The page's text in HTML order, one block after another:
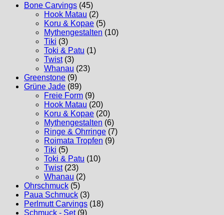
Bone Carvings (45)
Hook Matau (2)
Koru & Kopae (5)
Mythengestalten (10)
Tiki (3)
Toki & Patu (1)
Twist (3)
Whanau (23)
Greenstone (9)
Grüne Jade (89)
Freie Form (9)
Hook Matau (20)
Koru & Kopae (20)
Mythengestalten (6)
Ringe & Ohrringe (7)
Roimata Tropfen (9)
Tiki (5)
Toki & Patu (10)
Twist (23)
Whanau (2)
Ohrschmuck (5)
Paua Schmuck (3)
Perlmutt Carvings (18)
Schmuck - Set (9)